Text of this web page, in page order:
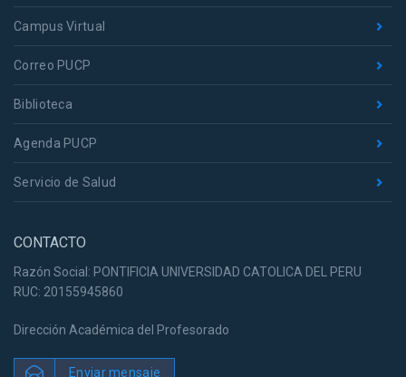
Campus Virtual
Correo PUCP
Biblioteca
Agenda PUCP
Servicio de Salud
CONTACTO
Razón Social: PONTIFICIA UNIVERSIDAD CATOLICA DEL PERU
RUC: 20155945860
Dirección Académica del Profesorado
Enviar mensaje